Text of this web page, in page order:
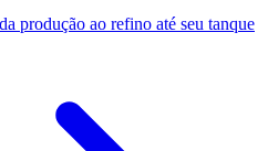
produção ao refino até seu tanque